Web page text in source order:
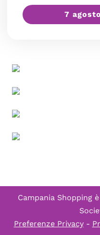
7
Campania Shopping
Preferenze Privacy-